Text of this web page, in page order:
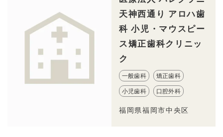
天神西通り アロハ歯
科 小児・マウスピー
ス矯正歯科クリニッ
ク
一般歯科 矯正歯科
小児歯科 口腔外科
福岡県福岡市中央区